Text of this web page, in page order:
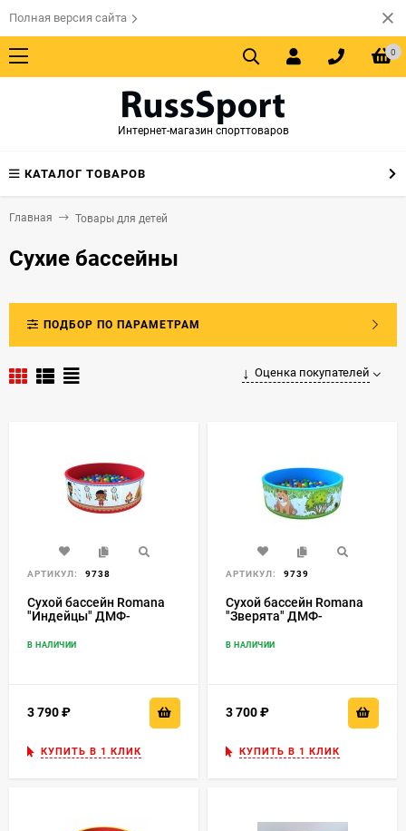
Полная версия сайта
0
Интернет-магазин спорттоваров
КАТАЛОГ ТОВАРОВ
Главная Товары для детей
Сухие бассейны
ПОДБОР ПО ПАРАМЕТРАМ
Оценка покупателей
АРТИКУЛ: 9738
Сухой бассейн Romana
"Индейцы" ДМФ-
В НАЛИЧИИ
3 790
КУПИТЬ В 1 КЛИК
АРТИКУЛ: 9739
Сухой бассейн Romana
"Зверята" ДМФ-
В НАЛИЧИИ
3 700
КУПИТЬ В 1 КЛИК